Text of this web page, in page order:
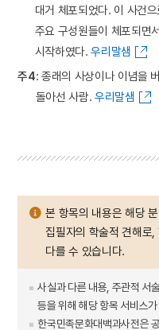
대거 체포되었다. 이 사건
주요 구성원들이 체포되면
시작하였다.우리말샘
주4: 종래의 사상이나 이념을
돌아선 사람. 우리말샘
본 항목의 내용은 해당
집필자의 학술적 견해로
다를 수 있습니다.
사실과 다른 내용, 주관적 서
등을 위해 해당 항목 서비스
한국민족문화대백과사전은